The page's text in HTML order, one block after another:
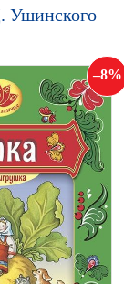
Ушинского
8